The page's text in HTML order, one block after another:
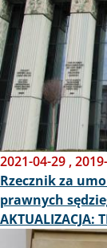
2021-04-29 ,
Rzecznik za
prawnych
AKTUALIZACJA:
Obraz